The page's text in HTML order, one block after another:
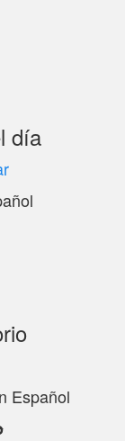
día
Español